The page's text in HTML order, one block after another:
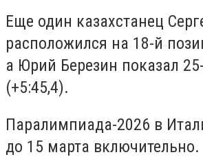
Еще один казахстанец
расположился на 18-й
а Юрий Березин показал
(+5:45,4).
Паралимпиада-2026 в
до 15 марта включительно.